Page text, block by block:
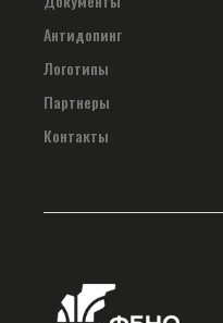
Антидопинг
Логотипы
Партнеры
Контакты